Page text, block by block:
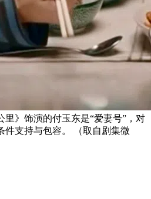
里》饰演的付玉东是“爱妻号”，对
件支持与包容。 （取自剧集微